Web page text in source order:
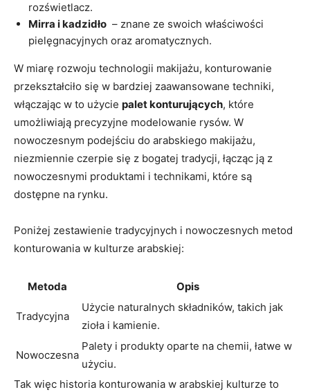
rozświetlacz.
Mirra i kadzidło ​ – znane ⁤ze swoich właściwości
pielęgnacyjnych​ oraz aromatycznych.
W miarę rozwoju ⁤technologii makijażu, konturowanie
przekształciło się w bardziej zaawansowane techniki,
⁢włączając w to użycie‌ palet konturujących, które
umożliwiają precyzyjne modelowanie rysów. W
nowoczesnym podejściu ‍do arabskiego⁤ makijażu,
niezmiennie czerpie się z bogatej tradycji, łącząc ją z⁣
nowoczesnymi produktami i technikami, ‌które są
⁤dostępne na rynku.
Poniżej zestawienie tradycyjnych i nowoczesnych metod
‌konturowania w kulturze arabskiej:
Metoda Opis
Tradycyjna
Użycie naturalnych składników, takich jak
⁢zioła‌ i kamienie.
Nowoczesna
Palety i ⁢produkty oparte ​na chemii, łatwe w
użyciu.
Tak więc historia konturowania w arabskiej ⁣kulturze ⁢to